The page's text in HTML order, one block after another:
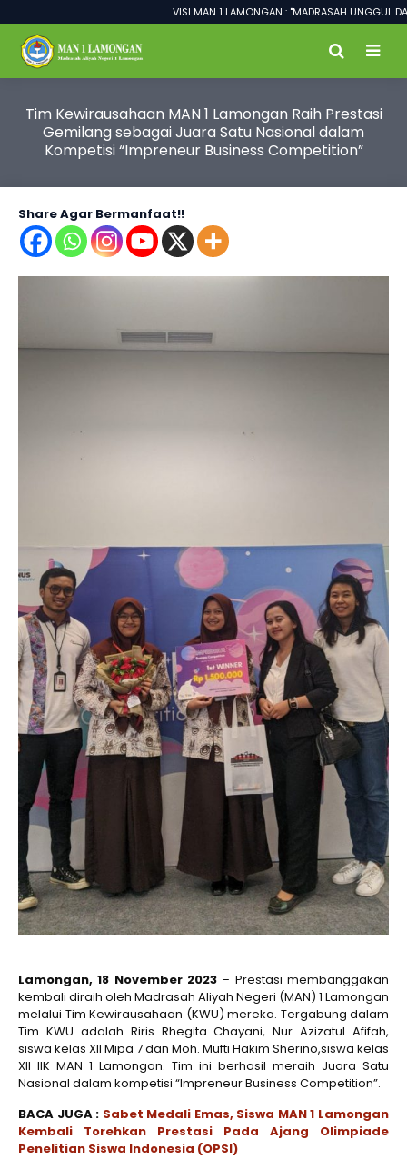
VISI MAN 1 LAMONGAN : "MADRASAH UNGGUL
Tim Kewirausahaan MAN 1 Lamongan Raih Prestasi
Gemilang sebagai Juara Satu Nasional dalam
Kompetisi “Impreneur Business Competition”
Share Agar Bermanfaat!!
Lamongan, 18 November 2023 – Prestasi membanggakan
kembali diraih oleh Madrasah Aliyah Negeri (MAN) 1 Lamongan
melalui Tim Kewirausahaan (KWU) mereka. Tergabung dalam
Tim KWU adalah Riris Rhegita Chayani, Nur Azizatul Afifah,
siswa kelas XII Mipa 7 dan Moh. Mufti Hakim Sherino,siswa kelas
XII IIK MAN 1 Lamongan. Tim ini berhasil meraih Juara Satu
Nasional dalam kompetisi “Impreneur Business Competition”.
BACA JUGA : Sabet Medali Emas, Siswa MAN 1 Lamongan
Kembali Torehkan Prestasi Pada Ajang Olimpiade
Penelitian Siswa Indonesia (OPSI)